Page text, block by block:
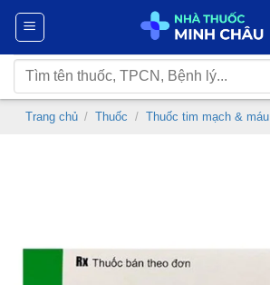
Chuyển
nội
dung
Tìm
kiếm:
Trang chủ / Thuốc / Thuốc tim mạch & máu